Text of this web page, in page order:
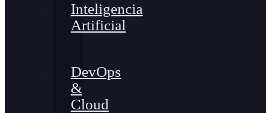
Inteligencia
Artificial
DevOps
&
Cloud